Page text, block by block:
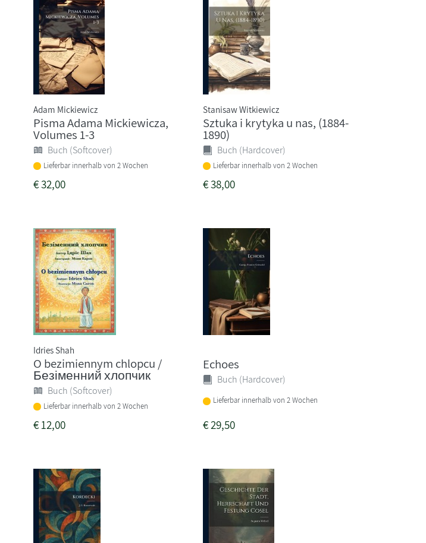
Adam Mickiewicz
Pisma Adama Mickiewicza,
Volumes 1-3
Buch (Softcover)
Lieferbar innerhalb von 2 Wochen
€32,00
Stanisaw Witkiewicz
Sztuka i krytyka u nas, (1884-
1890)
Buch (Hardcover)
Lieferbar innerhalb von 2 Wochen
€38,00
Idries Shah
O bezimiennym chlopcu /
Безіменний хлопчик
Buch (Softcover)
Lieferbar innerhalb von 2 Wochen
€12,00
Echoes
Buch (Hardcover)
Lieferbar innerhalb von 2 Wochen
€29,50